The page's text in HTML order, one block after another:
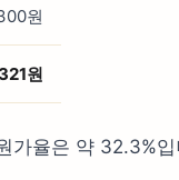
원
원
가율은 약 32.3%입